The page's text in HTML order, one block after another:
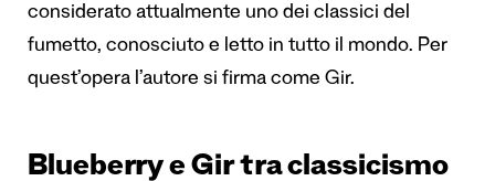
considerato attualmente uno dei classici del
fumetto, conosciuto e letto in tutto il mondo. Per
quest’opera l’autore si firma come Gir.
Blueberry e Gir tra classicismo